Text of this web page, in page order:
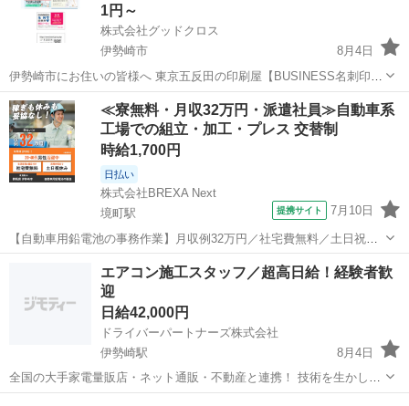
1円～
株式会社グッドクロス
伊勢崎市
8月4日
伊勢崎市にお住いの皆様へ 東京五反田の印刷屋【BUSINESS名刺印刷
所】です。 Wワーク・副業として 企業や飲食店等の店舗に対して 名
刺印刷の開拓営業 を行っていただける方を募集しています。 今のあ...
群馬 伊勢崎市 営業 スタッフ
≪寮無料・月収32万円・派遣社員≫自動車系
工場での組立・加工・プレス 交替制
時給1,700円
日払い
株式会社BREXA Next
境町駅
提携サイト 7月10日
【自動車用鉛電池の事務作業】月収例32万円／社宅費無料／土日祝休
み！／20代～40代男性活躍中／社員食堂利用可！ 人気の工場のお仕事
◇自動車用鉛電池の事務作業◇ バッテリー内部に入れる電極製造ライ
ンでのお仕事になります...
境町駅 その他
エアコン施工スタッフ／超高日給！経験者歓
迎
日給42,000円
ドライバーパートナーズ株式会社
伊勢崎駅
8月4日
全国の大手家電量販店・ネット通販・不動産と連携！ 技術を生かし高
収入・長期継続を！ 部材調達も、大手と連携することで安定的に可